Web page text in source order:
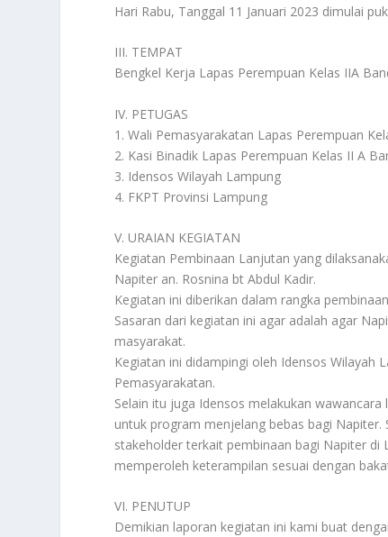
Hari Rabu, Tanggal 11 Januari 2023 dimulai
III. TEMPAT
Bengkel Kerja Lapas Perempuan Kelas IIA
IV. PETUGAS
1. Wali Pemasyarakatan Lapas Perempuan
2. Kasi Binadik Lapas Perempuan Kelas II A
3. Idensos Wilayah Lampung
4. FKPT Provinsi Lampung
V. URAIAN KEGIATAN
Kegiatan Pembinaan Lanjutan yang
Napiter an. Rosnina bt Abdul Kadir.
Kegiatan ini diberikan dalam rangka
Sasaran dari kegiatan ini agar adalah agar
masyarakat.
Kegiatan ini didampingi oleh Idensos Wilayah
Pemasyarakatan.
Selain itu juga Idensos melakukan
untuk program menjelang bebas bagi
stakeholder terkait pembinaan bagi Napiter di
memperoleh keterampilan sesuai dengan
VI. PENUTUP
Demikian laporan kegiatan ini kami buat